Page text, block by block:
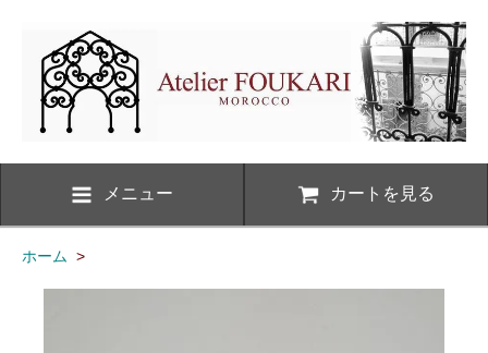
メニュー カートを見る
ホーム >